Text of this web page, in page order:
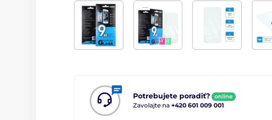
Potrebujete poradiť? online
Zavolajte na +420 601 009 001